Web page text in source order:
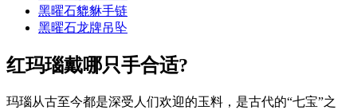
黑曜石貔貅手链
黑曜石龙牌吊坠
红玛瑙戴哪只手合适?
玛瑙从古至今都是深受人们欢迎的玉料，是古代的“七宝”之